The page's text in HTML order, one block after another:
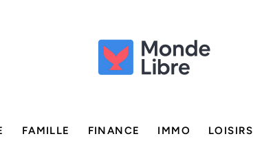
FAMILLE FINANCE IMMO LOISIRS